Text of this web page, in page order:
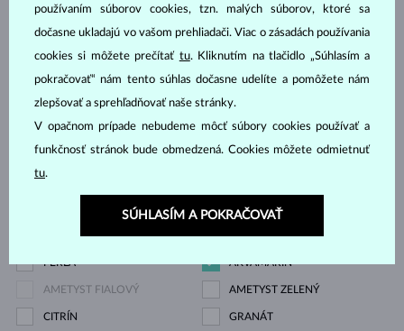
DIAMANT
MODRÝ
DIAMANT LAB GROWN
RŮŽOVÝ
DIAMANT ČIERNY
DIAMANT CHAMPAGNE DIAMANT MODRÝ
DIAMANT ZELENÝ
ZAFÍR ŽLTÝ
SMARAGD RUBÍN
PERLA AKVAMARÍN
AMETYST FIALOVÝ AMETYST ZELENÝ
CITRÍN GRANÁT
používaním súborov cookies, tzn. malých súborov, ktoré sa
dočasne ukladajú vo vašom prehliadači. Viac o zásadách používania
cookies si môžete prečítať tu. Kliknutím na tlačidlo „Súhlasím a
pokračovať“ nám tento súhlas dočasne udelíte a pomôžete nám
zlepšovať a sprehľadňovať naše stránky.
V opačnom prípade nebudeme môcť súbory cookies používať a
funkčnosť stránok bude obmedzená. Cookies môžete odmietnuť
tu.
SÚHLASÍM A POKRAČOVAŤ